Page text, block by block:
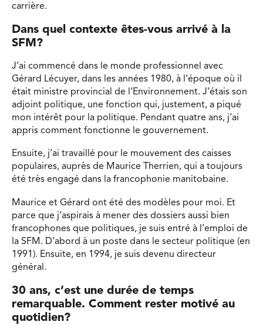
carrière.
Dans quel contexte êtes-vous arrivé à la
SFM?
J’ai commencé dans le monde professionnel avec
Gérard Lécuyer, dans les années 1980, à l’époque où il
était ministre provincial de l’Environnement. J’étais son
adjoint politique, une fonction qui, justement, a piqué
mon intérêt pour la politique. Pendant quatre ans, j’ai
appris comment fonctionne le gouvernement.
Ensuite, j’ai travaillé pour le mouvement des caisses
populaires, auprès de Maurice Therrien, qui a toujours
été très engagé dans la francophonie manitobaine.
Maurice et Gérard ont été des modèles pour moi. Et
parce que j’aspirais à mener des dossiers aussi bien
francophones que politiques, je suis entré à l’emploi de
la SFM. D’abord à un poste dans le secteur politique (en
1991). Ensuite, en 1994, je suis devenu directeur
général.
30 ans, c’est une durée de temps
remarquable. Comment rester motivé au
quotidien?